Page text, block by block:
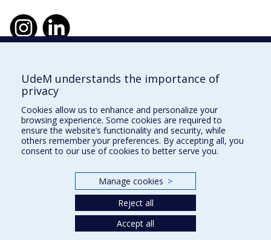
École d'urbanisme et d'architecture de
paysage
École d'architecture
École de design
UdeM understands the importance of
privacy
Cookies allow us to enhance and personalize your
browsing experience. Some cookies are required to
ensure the website’s functionality and security, while
others remember your preferences. By accepting all, you
consent to our use of cookies to better serve you.
Manage cookies >
Reject all
Accept all